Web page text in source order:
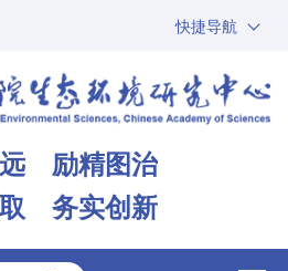
快捷导航
ARP
邮箱
励精图治
务实创新